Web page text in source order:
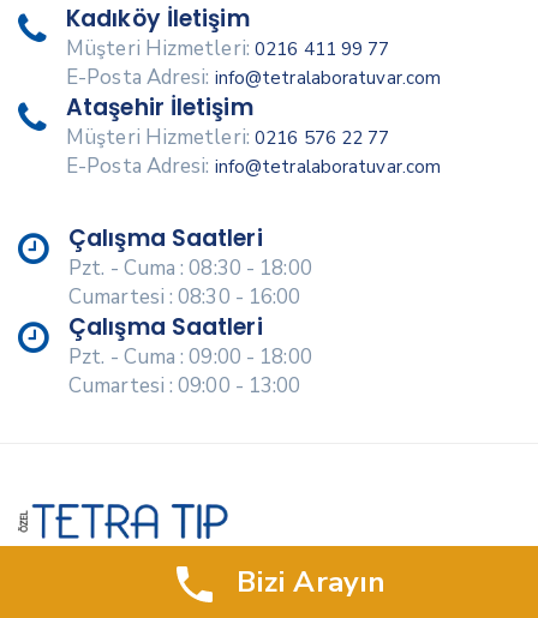
Kadıköy İletişim
Müşteri Hizmetleri: 0216 411 99 77
E-Posta Adresi: info@tetralaboratuvar.com
Ataşehir İletişim
Müşteri Hizmetleri: 0216 576 22 77
E-Posta Adresi: info@tetralaboratuvar.com
Çalışma Saatleri
Pzt. - Cuma : 08:30 - 18:00
Cumartesi : 08:30 - 16:00
Çalışma Saatleri
Pzt. - Cuma : 09:00 - 18:00
Cumartesi : 09:00 - 13:00
Tetra Tıp Laboratuvarı olarak deneyimli biyokimya
Bizi Arayın